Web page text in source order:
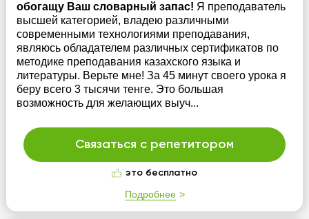
обогащу Ваш словарный запас! Я преподаватель
высшей категорией, владею различными
современными технологиями преподавания,
являюсь обладателем различных сертификатов по
методике преподавания казахского языка и
литературы. Верьте мне! За 45 минут своего урока я
беру всего 3 тысячи тенге. Это большая
возможность для желающих выуч...
Связаться с репетитором
это бесплатно
Подробнее